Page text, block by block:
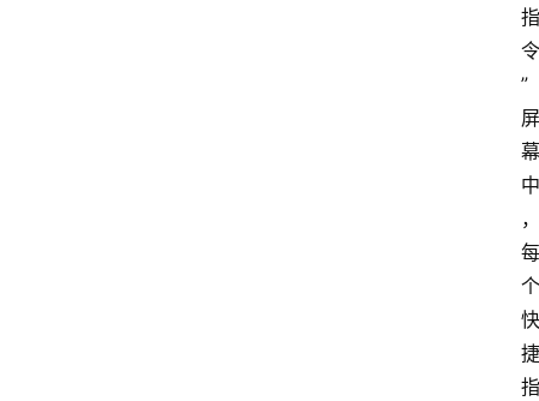
指
令
”
屏
幕
中
，
每
个
快
捷
指